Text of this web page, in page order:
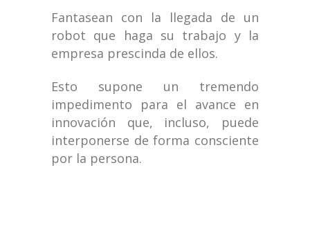
Fantasean con la llegada de un
robot que haga su trabajo y la
empresa prescinda de ellos.
Esto supone un tremendo
impedimento para el avance en
innovación que, incluso, puede
interponerse de forma consciente
por la persona.